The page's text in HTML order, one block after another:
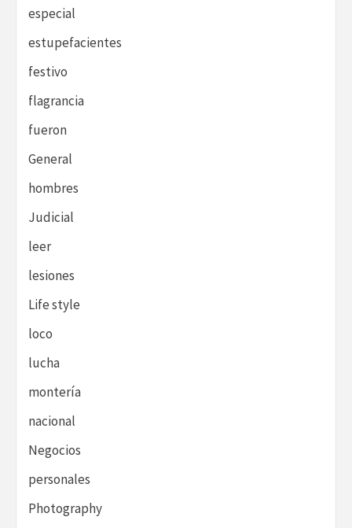
especial
estupefacientes
festivo
flagrancia
fueron
General
hombres
Judicial
leer
lesiones
Life style
loco
lucha
montería
nacional
Negocios
personales
Photography